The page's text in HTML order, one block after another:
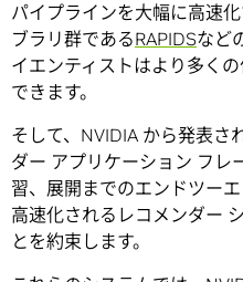
パイプラインを大幅に高速
ブラリ群であるRAPIDSなど
イエンティストはより多く
できます。
そして、NVIDIA から発表さ
ダー アプリケーション フレ
習、展開までのエンドツー
高速化されるレコメンダー
とを約束します。